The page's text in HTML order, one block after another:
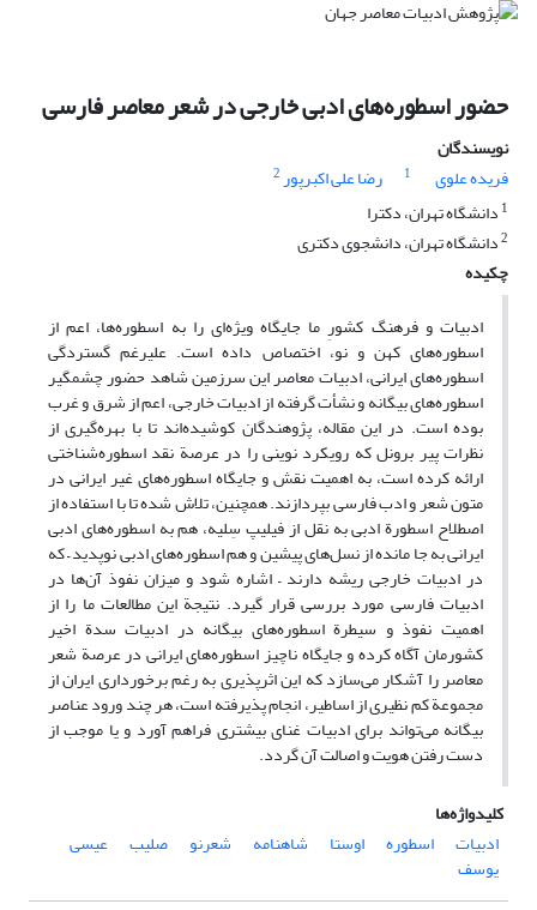
حضور اسطوره‌های ادبی خارجی در شعر معاصر فارسی
نویسندگان
فریده علوی
1 رضا علی اکبرپور2
1 دانشگاه تهران، دکترا
2دانشگاه تهران، دانشجوی دکتری
چکیده
ادبیات و فرهنگ کشورِ ما جایگاه ویژه‌ای را به اسطوره‌ها، اعم از
اسطوره‌های کهن و نو، اختصاص داده است. علیرغم گستردگی
اسطوره‌های ایرانی، ادبیات معاصر این سرزمین شاهد حضور چشمگیر
اسطوره‌های بیگانه و نشأت گرفته از ادبیات خارجی، اعم از شرق و غرب
بوده است. در این مقاله، پژوهندگان کوشیده‌اند تا با بهره‌گیری از
نظرات پیر برونل که رویکرد نوینی را در عرصة نقد اسطوره‌شناختی
ارائه کرده است، به اهمیت نقش و جایگاه اسطوره‌های غیر ایرانی در
متون شعر و ادب فارسی بپردازند. همچنین، تلاش شده تا با استفاده از
اصطلاح اسطورة ادبی به نقل از فیلیپ سِلیه، هم به اسطوره‌های ادبی
ایرانی به جا مانده از نسل‌های پیشین و هم اسطوره‌های ادبی نوپدید – که
در ادبیات خارجی ریشه دارند – اشاره شود و میزان نفوذ آن‌ها در
ادبیات فارسی مورد بررسی قرار گیرد. نتیجة این مطالعات ما را از
اهمیت نفوذ و سیطرة اسطوره‌های بیگانه در ادبیات سدة اخیر
کشورمان آگاه کرده و جایگاه ناچیز اسطوره‌های ایرانی در عرصة شعر
معاصر را آشکار می‌سازد که این اثرپذیری به رغم برخورداری ایران از
مجموعة کم نظیری از اساطیر، انجام پذیرفته است، هر چند ورود عناصر
بیگانه می‌تواند برای ادبیات غنای بیشتری فراهم آورد و یا موجب از
دست رفتن هویت و اصالت آن گردد.
کلیدواژه‌ها
ادبیات
اسطوره اوستا شاهنامه شعرنو صلیب عیسی
یوسف